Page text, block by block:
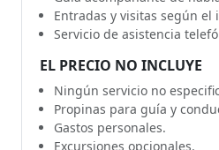
Entradas y visitas según el
Servicio de asistencia
EL PRECIO NO INCLUYE
Ningún servicio no
Propinas para guía y
Gastos personales.
Excursiones opcionales.